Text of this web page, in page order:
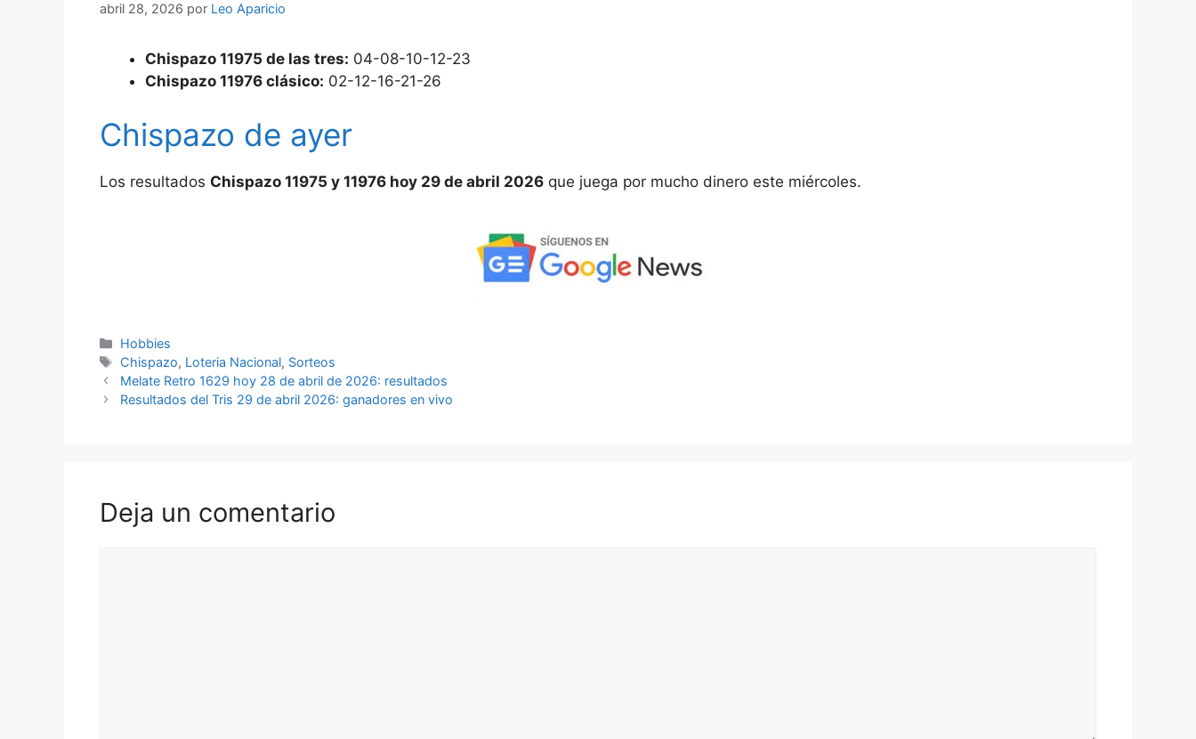
abril 28, 2026 por Leo Aparicio
Chispazo 11975 de las tres: 04-08-10-12-23
Chispazo 11976 clásico: 02-12-16-21-26
Chispazo de ayer
Los resultados Chispazo 11975 y 11976 hoy 29 de abril 2026 que juega por mucho dinero este miércoles.
Categorías
Hobbies
Etiquetas
Chispazo, Loteria Nacional, Sorteos
Melate Retro 1629 hoy 28 de abril de 2026: resultados
Resultados del Tris 29 de abril 2026: ganadores en vivo
Deja un comentario